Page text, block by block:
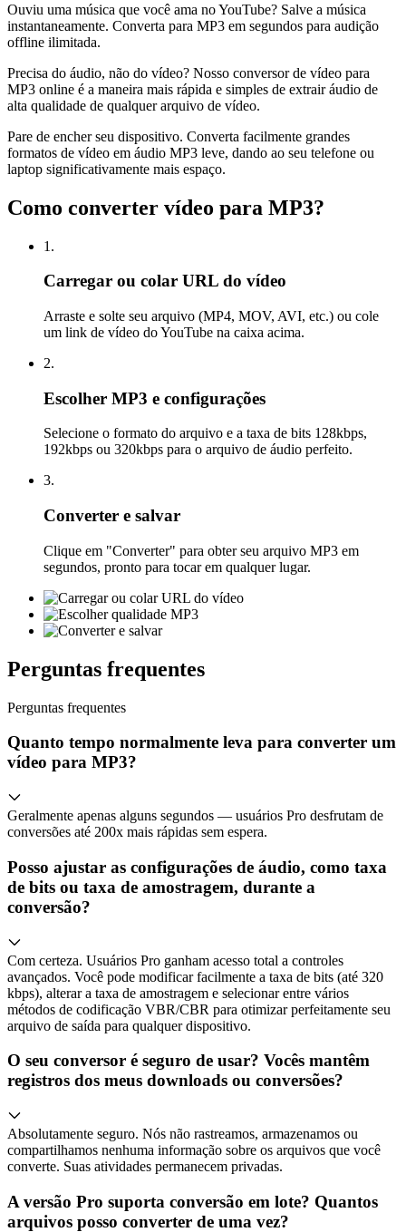
Ouviu uma música que você ama no YouTube? Salve a música
instantaneamente. Converta para MP3 em segundos para audição
offline ilimitada.
Precisa do áudio, não do vídeo? Nosso conversor de vídeo para
MP3 online é a maneira mais rápida e simples de extrair áudio de
alta qualidade de qualquer arquivo de vídeo.
Pare de encher seu dispositivo. Converta facilmente grandes
formatos de vídeo em áudio MP3 leve, dando ao seu telefone ou
laptop significativamente mais espaço.
Como converter vídeo para MP3?
1.
Carregar ou colar URL do vídeo
Arraste e solte seu arquivo (MP4, MOV, AVI, etc.) ou cole
um link de vídeo do YouTube na caixa acima.
2.
Escolher MP3 e configurações
Selecione o formato do arquivo e a taxa de bits 128kbps,
192kbps ou 320kbps para o arquivo de áudio perfeito.
3.
Converter e salvar
Clique em "Converter" para obter seu arquivo MP3 em
segundos, pronto para tocar em qualquer lugar.
Perguntas frequentes
Perguntas frequentes
Quanto tempo normalmente leva para converter um
vídeo para MP3?
Geralmente apenas alguns segundos — usuários Pro desfrutam de
conversões até 200x mais rápidas sem espera.
Posso ajustar as configurações de áudio, como taxa
de bits ou taxa de amostragem, durante a
conversão?
Com certeza. Usuários Pro ganham acesso total a controles
avançados. Você pode modificar facilmente a taxa de bits (até 320
kbps), alterar a taxa de amostragem e selecionar entre vários
métodos de codificação VBR/CBR para otimizar perfeitamente seu
arquivo de saída para qualquer dispositivo.
O seu conversor é seguro de usar? Vocês mantêm
registros dos meus downloads ou conversões?
Absolutamente seguro. Nós não rastreamos, armazenamos ou
compartilhamos nenhuma informação sobre os arquivos que você
converte. Suas atividades permanecem privadas.
A versão Pro suporta conversão em lote? Quantos
arquivos posso converter de uma vez?